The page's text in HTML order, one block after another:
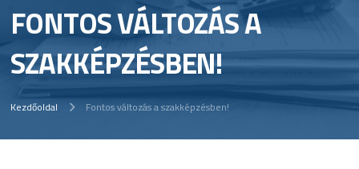
FONTOS VÁLTOZÁS A
SZAKKÉPZÉSBEN!
Kezdőoldal Fontos változás a szakképzésben!